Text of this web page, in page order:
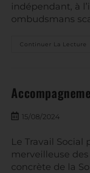
indépendant, à
ombudsmans
Continuer La Lecture
15/08/2024
Le Travail Social
merveilleuse des
concrète de la